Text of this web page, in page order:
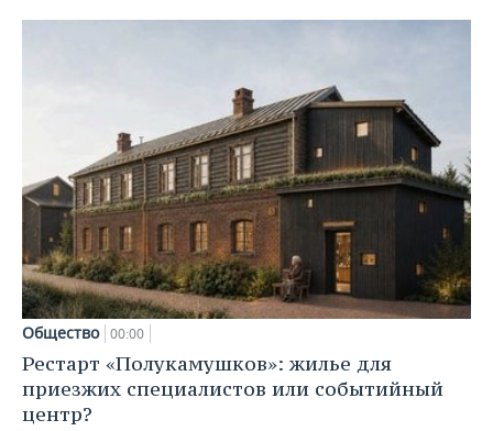
Общество 00:00
Рестарт «Полукамушков»: жилье для
приезжих специалистов или событийный
центр?